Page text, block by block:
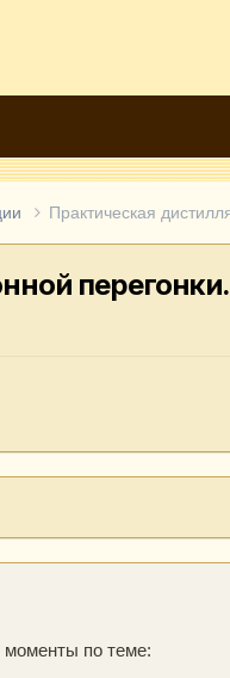
Практическая
перегонки.
моменты по теме: